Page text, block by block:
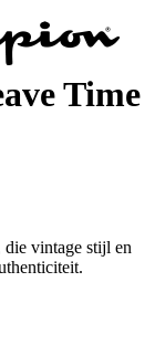
Time
die vintage stijl en